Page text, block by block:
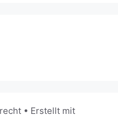
• Erstellt mit